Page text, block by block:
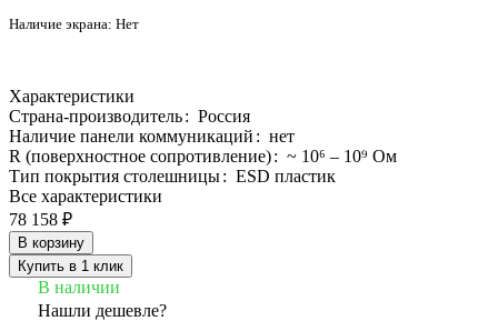
Наличие экрана: Нет
Характеристики
Страна-производитель: Россия
Наличие панели коммуникаций : нет
R (поверхностное сопротивление): ~ 10⁶ – 10⁹ Ом
Тип покрытия столешницы: ESD пластик
Все характеристики
78 158 ₽
В корзину
Купить в 1 клик
В наличии
Нашли дешевле?